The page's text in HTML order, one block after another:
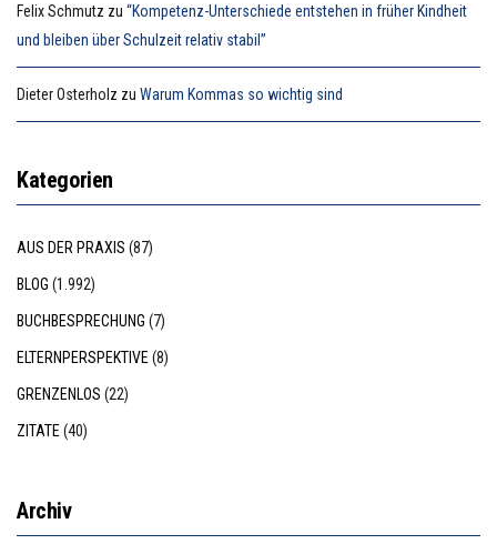
Felix Schmutz zu “Kompetenz-Unterschiede entstehen in früher Kindheit
und bleiben über Schulzeit relativ stabil”
Dieter Osterholz zu Warum Kommas so wichtig sind
Kategorien
AUS DER PRAXIS (87)
BLOG (1.992)
BUCHBESPRECHUNG (7)
ELTERNPERSPEKTIVE (8)
GRENZENLOS (22)
ZITATE (40)
Archiv